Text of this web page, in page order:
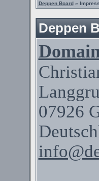
Deppen Board»
Deppen
07926